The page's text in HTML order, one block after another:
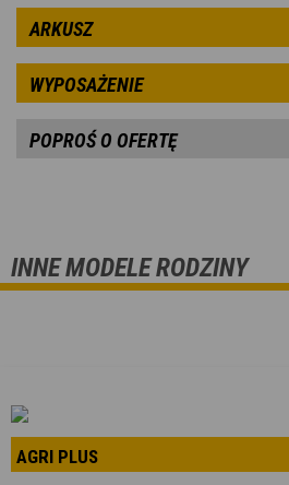
ARKUSZ
WYPOSAŻENIE
POPROŚ O OFERTĘ
INNE MODELE RODZINY
AGRI PLUS